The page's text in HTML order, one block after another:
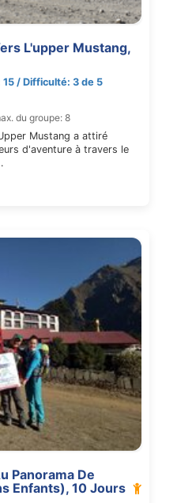
L'upper Mustang,
15 / Difficulté: 3 de 5
du groupe: 8
Mustang a attiré
d'aventure à travers le
Panorama De
Enfants), 10 Jours